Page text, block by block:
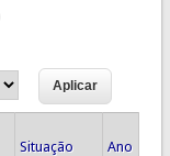
Situação Ano